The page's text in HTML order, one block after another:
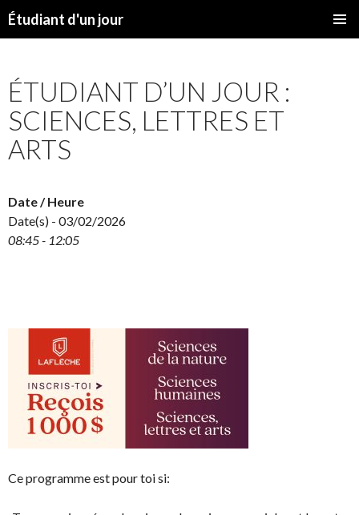
Étudiant d'un jour
ÉTUDIANT D’UN JOUR :
SCIENCES, LETTRES ET
ARTS
Date / Heure
Date(s) - 03/02/2026
08:45 - 12:05
Ce programme est pour toi si: